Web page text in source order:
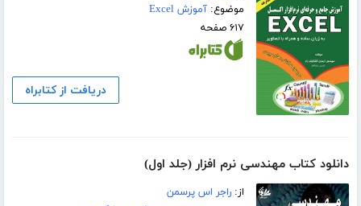
موضوع:آموزش Excel
۶۱۷ صفحه
دریافت از کتابراه
دانلود کتاب مهندسی نرم افزار (جلد اول)
از:راجر اس پرسمن